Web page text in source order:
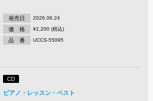
発売日 2026.06.24
価 格 ¥2,200 (税込)
品 番 UCCS-55095
CD
ピアノ・レッスン・ベスト